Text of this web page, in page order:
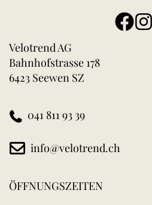
Velotrend AG
Bahnhofstrasse 178
6423 Seewen SZ
041 811 93 39
info@velotrend.ch
ÖFFNUNGSZEITEN